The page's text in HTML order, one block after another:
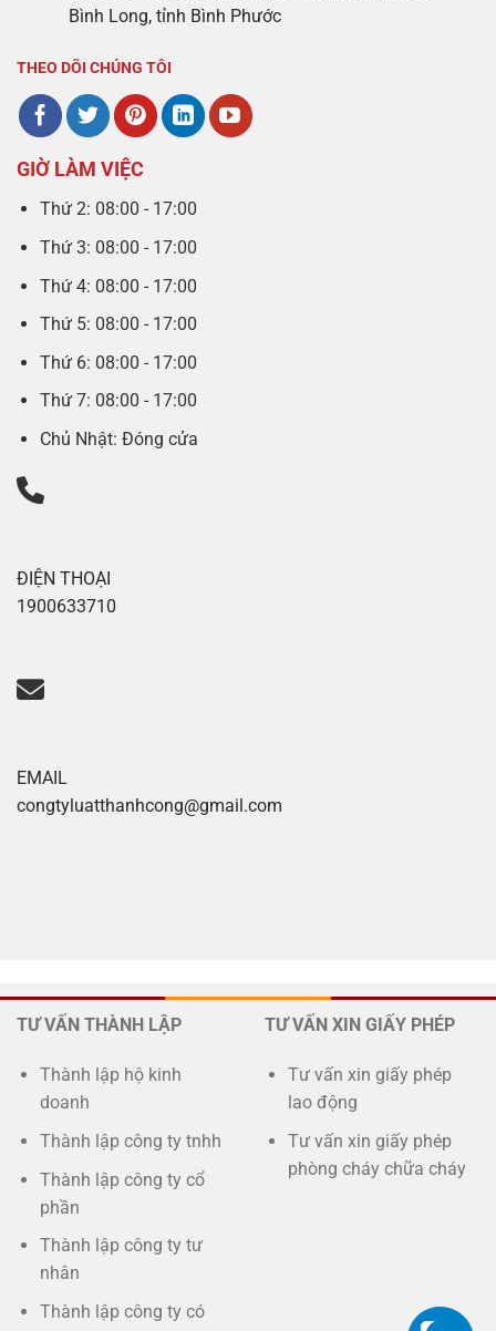
Bình Long, tỉnh Bình Phước
THEO DÕI CHÚNG TÔI
GIỜ LÀM VIỆC
Thứ 2: 08:00 - 17:00
Thứ 3: 08:00 - 17:00
Thứ 4: 08:00 - 17:00
Thứ 5: 08:00 - 17:00
Thứ 6: 08:00 - 17:00
Thứ 7: 08:00 - 17:00
Chủ Nhật: Đóng cửa
ĐIỆN THOẠI
1900633710
EMAIL
congtyluatthanhcong@gmail.com
TƯ VẤN THÀNH LẬP
Thành lập hộ kinh
doanh
Thành lập công ty tnhh
Thành lập công ty cổ
phần
Thành lập công ty tư
nhân
Thành lập công ty có
TƯ VẤN XIN GIẤY PHÉP
Tư vấn xin giấy phép
lao động
Tư vấn xin giấy phép
phòng cháy chữa cháy